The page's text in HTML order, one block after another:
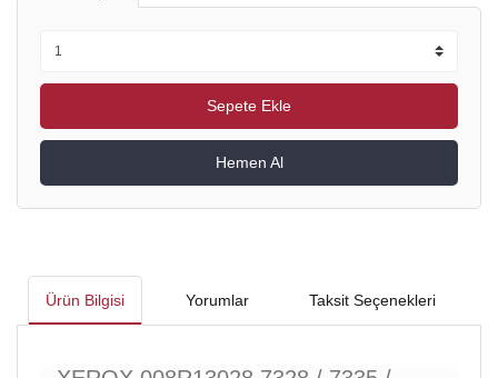
Sepete Ekle
Hemen Al
Ürün Bilgisi Yorumlar Taksit Seçenekleri